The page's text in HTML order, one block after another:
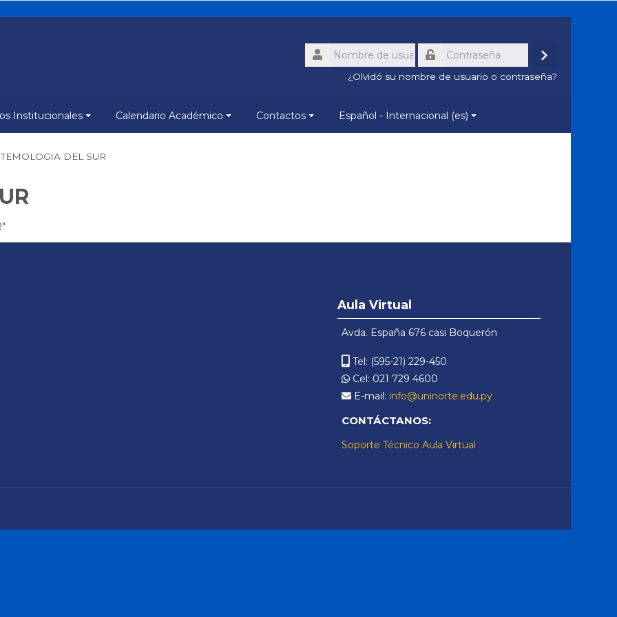
Nombre
de
Contraseña¿Olvidó su nombre de usuario o contraseña?
Institucionales Calendario Académico Contactos Español - Internacional ‎(es)‎
DEL SUR
Aula Virtual
Avda. España 676 casi Boquerón
Tel: (595-21) 229-450
Cel: 021 729 4600
E-mail: info@uninorte.edu.py
CONTÁCTANOS:
Soporte Técnico Aula Virtual